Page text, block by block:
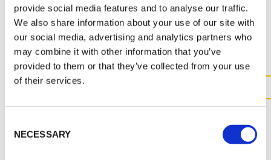
provide social media features and to analyse our traffic.
We also share information about your use of our site with
our social media, advertising and analytics partners who
may combine it with other information that you’ve
provided to them or that they’ve collected from your use
of their services.
Selection
NECESSARY
ALTRI DOCUMENTI
CONTATTACI PER MAGGIOR